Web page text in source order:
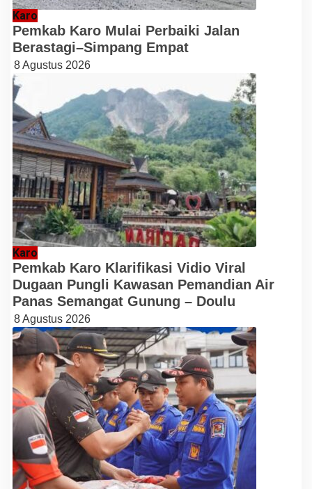
Karo
Pemkab Karo Mulai Perbaiki Jalan
Berastagi–Simpang Empat
8 Agustus 2026
Karo
Pemkab Karo Klarifikasi Vidio Viral
Dugaan Pungli Kawasan Pemandian Air
Panas Semangat Gunung – Doulu
8 Agustus 2026